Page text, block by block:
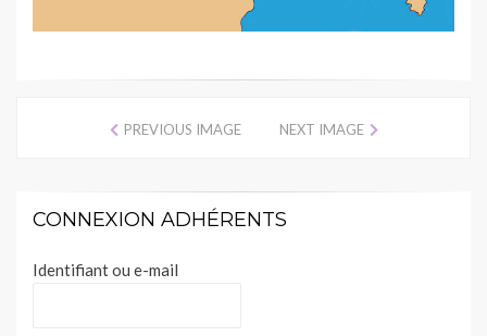
PREVIOUS IMAGE NEXT IMAGE
CONNEXION ADHÉRENTS
Identifiant ou e-mail